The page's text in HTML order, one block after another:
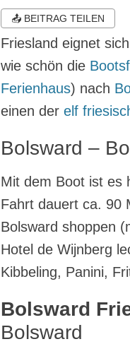
📤 BEITRAG TEILEN
Friesland eignet
wie schön die
Ferienhaus) nach
einen der elf
Bolsward –
Mit dem Boot ist es
Fahrt dauert ca. 90
Bolsward shoppen
Hotel de Wijnberg
Kibbeling, Panini,
Bolsward
Bolsward